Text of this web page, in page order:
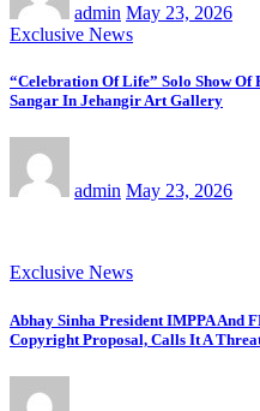
admin May 23, 2026
Exclusive News
“Celebration Of Life” Solo Show
Sangar In Jehangir Art Gallery
admin May 23, 2026
Exclusive News
Abhay Sinha President IMPPA And
Copyright Proposal, Calls It A